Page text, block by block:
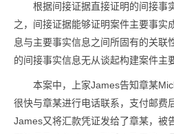
根据间接证据直接证明的间接事
之，间接证据能够证明案件主要事实
息与主要事实信息之间所固有的关联
的间接事实信息无从谈起构建案件主
本案中，上家James告知章某
很快与章某进行电话联系，支付邮费
James又将汇款凭证发给了章某，被